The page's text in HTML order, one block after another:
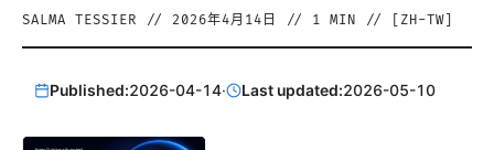
SALMA TESSIER // 2026年4月14日 // 1 MIN // [ ZH-TW
Published:2026-04-14· Last updated:2026-05-10